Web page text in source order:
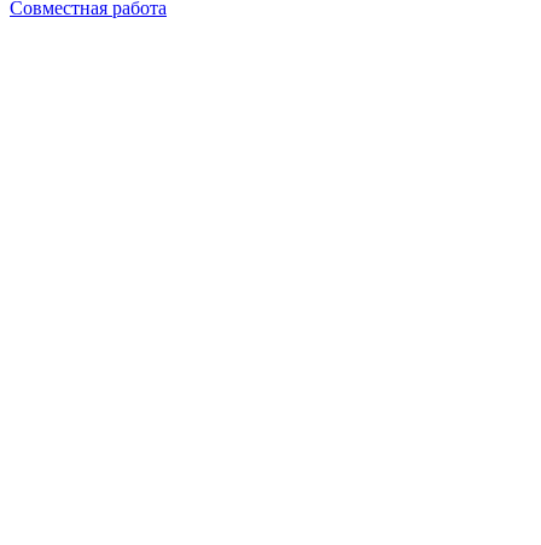
Совместная работа